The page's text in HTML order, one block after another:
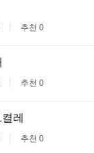
추천 0
추천 0
레
추천 0